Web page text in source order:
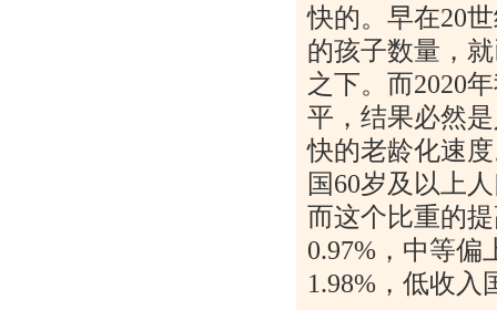
快的。早在20
的孩子数量，
之下。而2020
平，结果必然
快的老龄化速
国60岁及以上
而这个比重的
0.97% ，中等
1.98% ，低收入